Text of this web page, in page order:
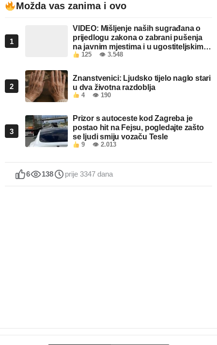
Možda vas zanima i ovo
1
VIDEO: Mišljenje naših sugrađana o
prijedlogu zakona o zabrani pušenja
na javnim mjestima i u ugostiteljskim
objektima u FBiH
125 👁 3.548
2
Znanstvenici: Ljudsko tijelo naglo stari
u dva životna razdoblja
4 👁 190
3
Prizor s autoceste kod Zagreba je
postao hit na Fejsu, pogledajte zašto
se ljudi smiju vozaču Tesle
9 👁 2.013
6 138 prije 3347 dana